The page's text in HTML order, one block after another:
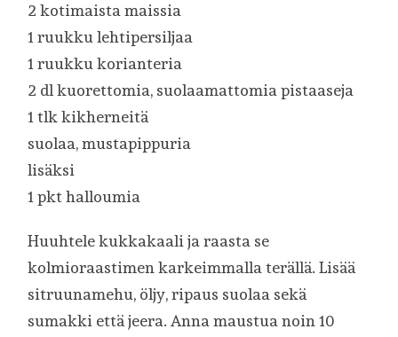
2 kotimaista maissia
1 ruukku lehtipersiljaa
1 ruukku korianteria
2 dl kuorettomia, suolaamattomia pistaaseja
1 tlk kikherneitä
suolaa, mustapippuria
lisäksi
1 pkt halloumia
Huuhtele kukkakaali ja raasta se
kolmioraastimen karkeimmalla terällä. Lisää
sitruunamehu, öljy, ripaus suolaa sekä
sumakki että jeera. Anna maustua noin 10